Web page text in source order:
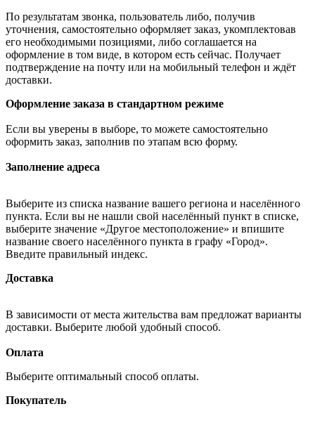
По результатам звонка, пользователь либо, получив
уточнения, самостоятельно оформляет заказ, укомплектовав
его необходимыми позициями, либо соглашается на
оформление в том виде, в котором есть сейчас. Получает
подтверждение на почту или на мобильный телефон и ждёт
доставки.
Оформление заказа в стандартном режиме
Если вы уверены в выборе, то можете самостоятельно
оформить заказ, заполнив по этапам всю форму.
Заполнение адреса
Выберите из списка название вашего региона и населённого
пункта. Если вы не нашли свой населённый пункт в списке,
выберите значение «Другое местоположение» и впишите
название своего населённого пункта в графу «Город».
Введите правильный индекс.
Доставка
В зависимости от места жительства вам предложат варианты
доставки. Выберите любой удобный способ.
Оплата
Выберите оптимальный способ оплаты.
Покупатель